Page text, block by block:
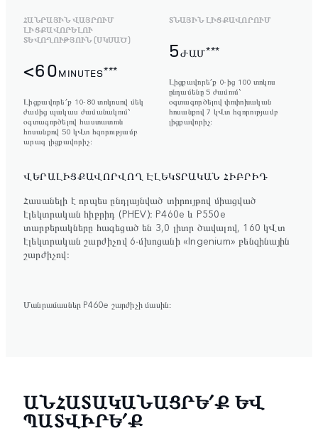
ՀԱՆՐԱՅԻՆ ՎԱՅՐՈՒՄ
ԼԻՑՔԱՎՈՐԵԼՈՒ
ՏԵՎՈՂՈՒԹՅՈՒՆ (ՍԿՍԱԾ)
<60MINUTES***
Լիցքավորե՛ք 10-80 տոկոսով մեկ
ժամից պակաս ժամանակում՝
օգտագործելով հաստատուն
հոսանքով 50 կՎտ հզորությամբ
արագ լիցքավորիչ։
ՏՆԱՅԻՆ ԼԻՑՔԱՎՈՐՈՒՄ
5ԺԱՄ***
Լիցքավորե՛ք 0-ից 100 տոկոս
ընդամենը 5 ժամում՝
օգտագործելով փոփոխական
հոսանքով 7 կՎտ հզորությամբ
լիցքավորիչ։
ՎԵՐԱԼԻՑՔԱՎՈՐՎՈՂ ԷԼԵԿՏՐԱԿԱՆ ՀԻԲՐԻԴ
Հասանելի է որպես ընդլայնված տիրույթով միացված
էլեկտրական հիբրիդ (PHEV)։ P460e և P550e
տարբերակները հագեցած են 3,0 լիտր ծավալով, 160 կՎտ
էլեկտրական շարժիչով 6-մխոցանի «Ingenium» բենզինային
շարժիչով։
Մանրամասներ P460e շարժիչի մասին։
ԱՆՀԱՏԱԿԱՆԱՑՐԵ՛Ք ԵՎ
ՊԱՏՎԻՐԵ՛Ք